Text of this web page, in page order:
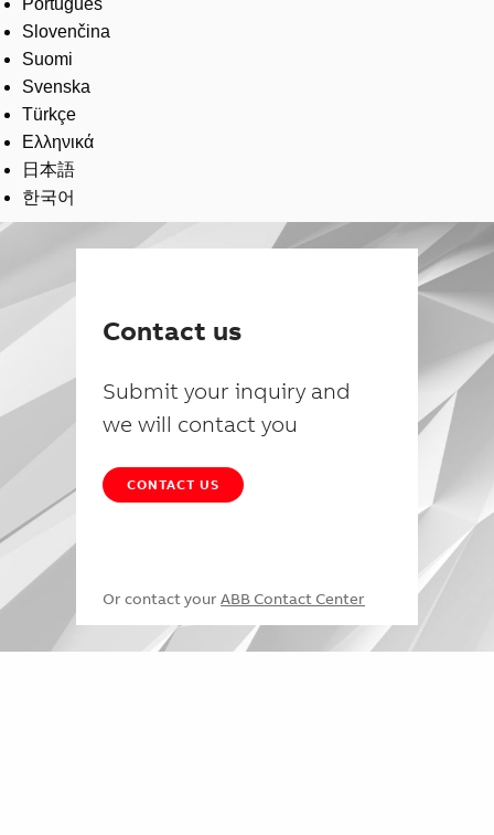
Português
Slovenčina
Suomi
Svenska
Türkçe
Ελληνικά
日本語
한국어
Contact us
Submit your inquiry and
we will contact you
CONTACT US
Or contact your ABB Contact Center